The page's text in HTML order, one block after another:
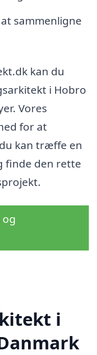
sammenligne
kan du
i Hobro
Vores
for at
kan træffe en
finde den rette
i